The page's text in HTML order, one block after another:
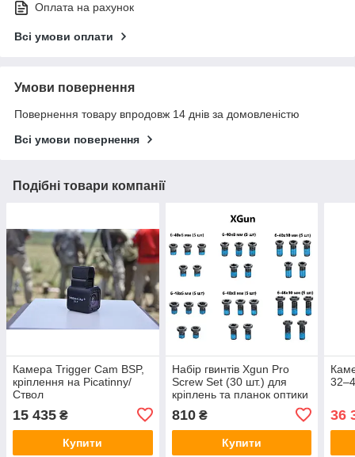
Оплата на рахунок
Всі умови оплати
Умови повернення
Повернення товару впродовж 14 днів за домовленістю
Всі умови повернення
Подібні товари компанії
Камера Trigger Cam BSP,
кріплення на Picatinny/
Ствол
15 435 ₴
Купити
Набір гвинтів Xgun Pro
Screw Set (30 шт.) для
кріплень та планок оптики
810₴
Купити
36